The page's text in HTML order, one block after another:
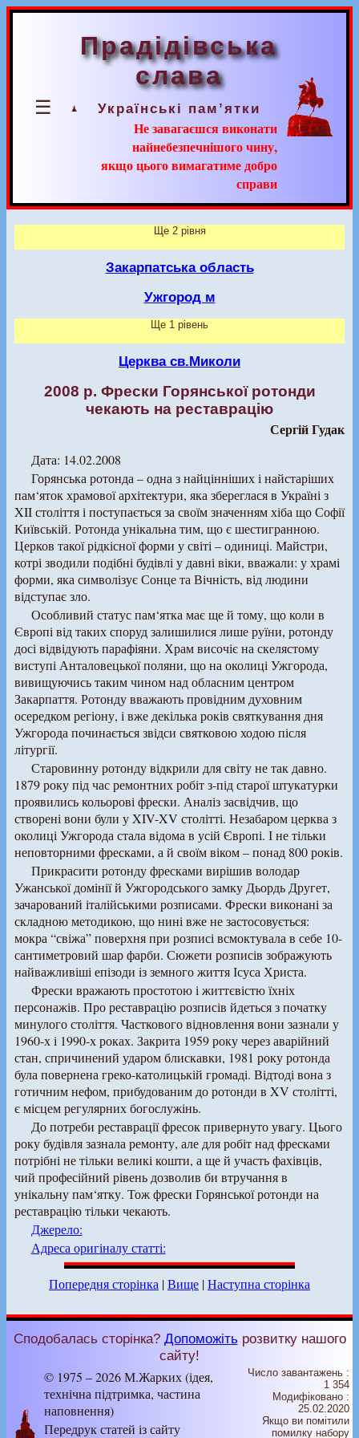
☰
Прадідівська
слава
Українські пам’ятки
Не завагаєшся виконати
найнебезпечнішого чину,
якщо цього вимагатиме добро
справи
Ще 2 рівня
Закарпатська область
Ужгород м
Ще 1 рівень
Церква св.Миколи
2008 р. Фрески Горянської ротонди
чекають на реставрацію
Сергій Гудак
Дата: 14.02.2008
Горянська ротонда – одна з найцінніших і найстаріших
пам‘яток храмової архітектури, яка збереглася в Україні з
XII століття і поступається за своїм значенням хіба що Софії
Київській. Ротонда унікальна тим, що є шестигранною.
Церков такої рідкісної форми у світі – одиниці. Майстри,
котрі зводили подібні будівлі у давні віки, вважали: у храмі
форми, яка символізує Сонце та Вічність, від людини
відступає зло.
Особливий статус пам‘ятка має ще й тому, що коли в
Європі від таких споруд залишилися лише руїни, ротонду
досі відвідують парафіяни. Храм височіє на скелястому
виступі Анталовецької поляни, що на околиці Ужгорода,
вивищуючись таким чином над обласним центром
Закарпаття. Ротонду вважають провідним духовним
осередком регіону, і вже декілька років святкування дня
Ужгорода починається звідси святковою ходою після
літургії.
Старовинну ротонду відкрили для світу не так давно.
1879 року під час ремонтних робіт з-під старої штукатурки
проявились кольорові фрески. Аналіз засвідчив, що
створені вони були у XIV-XV столітті. Незабаром церква з
околиці Ужгорода стала відома в усій Європі. І не тільки
неповторними фресками, а й своїм віком – понад 800 років.
Прикрасити ротонду фресками вирішив володар
Ужанської домінії й Ужгородського замку Дьордь Другет,
зачарований італійськими розписами. Фрески виконані за
складною методикою, що нині вже не застосовується:
мокра “свіжа” поверхня при розписі всмоктувала в себе 10-
сантиметровий шар фарби. Сюжети розписів зображують
найважливіші епізоди iз земного життя Ісуса Христа.
Фрески вражають простотою і життєвістю їхніх
персонажів. Про реставрацію розписів йдеться з початку
минулого століття. Часткового відновлення вони зазнали у
1960-х і 1990-х роках. Закрита 1959 року через аварійний
стан, спричинений ударом блискавки, 1981 року ротонда
була повернена греко-католицькій громаді. Відтоді вона з
готичним нефом, прибудованим до ротонди в XV столітті,
є місцем регулярних богослужінь.
До потреби реставрації фресок привернуто увагу. Цього
року будівля зазнала ремонту, але для робіт над фресками
потрібні не тільки великі кошти, а ще й участь фахівців,
чий професійний рівень дозволив би втручання в
унікальну пам‘ятку. Тож фрески Горянської ротонди на
реставрацію тільки чекають.
Джерело:
Адреса оригіналу статті:
Попередня сторінка |Вище |Наступна сторінка
Сподобалась сторінка? Допоможіть розвитку нашого
сайту!
© 1975 – 2026 М.Жарких (ідея,
технічна підтримка, частина
наповнення)
Передрук статей із сайту
Число завантажень :
1 354
Модифіковано :
25.02.2020
Якщо ви помітили
помилку набору